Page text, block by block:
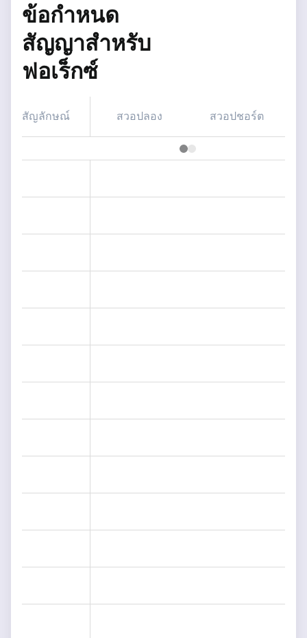
ข้อกำหนด
สัญญาสำหรับ
ฟอเร็กซ์
สัญลักษณ์ สวอปลอง สวอปชอร์ต